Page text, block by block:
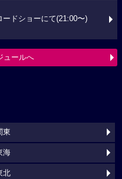
ドショーにて(21:00〜)
ュールへ
東
海
北